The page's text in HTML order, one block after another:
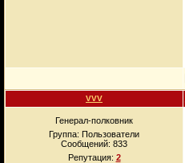
VVV
Генерал-полковник
Группа: Пользователи
Сообщений: 833
Репутация: 2